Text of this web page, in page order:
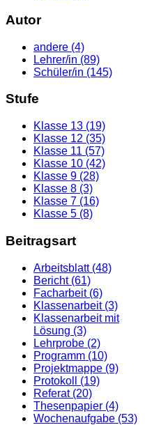
Autor
andere (4)
Lehrer/in (89)
Schüler/in (145)
Stufe
Klasse 13 (19)
Klasse 12 (35)
Klasse 11 (57)
Klasse 10 (42)
Klasse 9 (28)
Klasse 8 (3)
Klasse 7 (16)
Klasse 5 (8)
Beitragsart
Arbeitsblatt (48)
Bericht (61)
Facharbeit (6)
Klassenarbeit (3)
Klassenarbeit mit
Lösung (3)
Lehrprobe (2)
Programm (10)
Projektmappe (9)
Protokoll (19)
Referat (20)
Thesenpapier (4)
Wochenaufgabe (53)